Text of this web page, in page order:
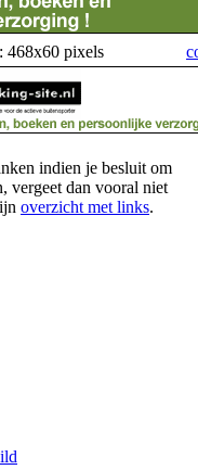
468x60 pixels
indien je besluit om
vergeet dan vooral niet
overzicht met links.